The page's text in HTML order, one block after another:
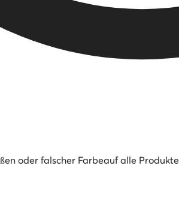
oder falscher Farbeauf alle Produkte